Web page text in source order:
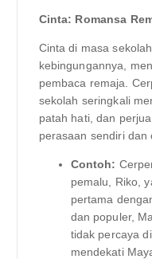
Cinta: Romansa
Cinta di masa
kebingungannya,
pembaca remaja.
sekolah seringkali
patah hati, dan
perasaan sendiri dan
Contoh:
pemalu, Riko,
pertama
dan populer,
tidak percaya
mendekati